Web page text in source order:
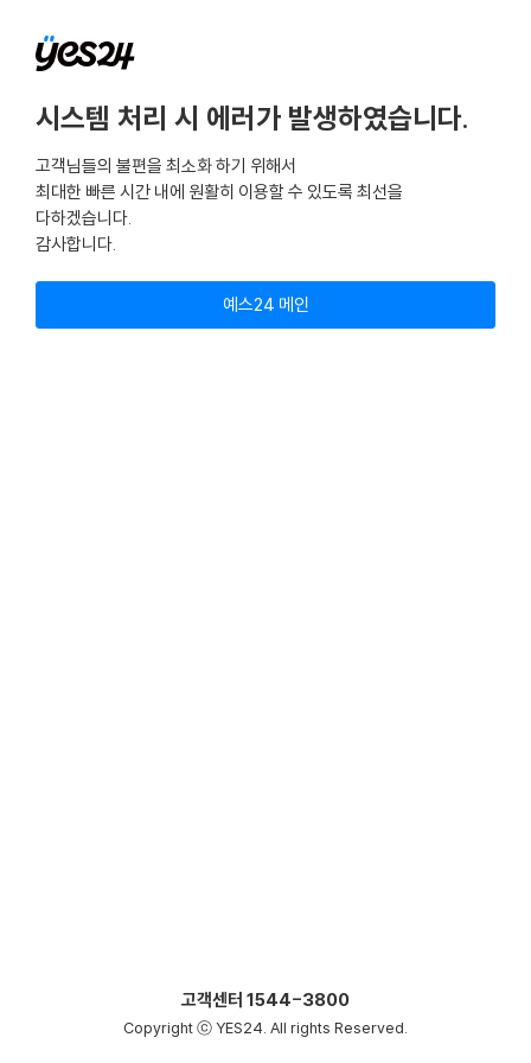
시스템 처리 시 에러가 발생하였습니다.
고객님들의 불편을 최소화 하기 위해서
최대한 빠른 시간 내에 원활히 이용할 수 있도록 최선을
다하겠습니다.
감사합니다.
예스24 메인
고객센터 1544-3800
Copyright ⓒ YES24. All rights Reserved.